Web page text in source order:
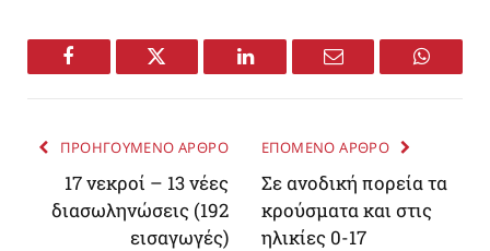
Facebook Twitter LinkedIn Email
ΠΡΟΗΓΟΥΜΕΝΟ ΑΡΘΡΟ
17 νεκροί – 13 νέες
διασωληνώσεις (192
εισαγωγές)
ΕΠΟΜΕΝΟ ΑΡΘΡΟ
Σε ανοδική πορεία τα
κρούσματα και στις
ηλικίες 0-17